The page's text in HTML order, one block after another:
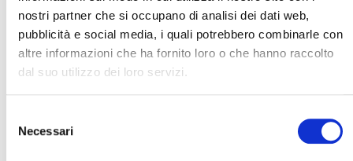
nostri partner che si occupano di analisi dei dati web,
pubblicità e social media, i quali potrebbero combinarle con
altre informazioni che ha fornito loro o che hanno raccolto
dal suo utilizzo dei loro servizi.
delNecessari
chambre avec entrée séparée, tandis que les enfants d’une
chambre spacieuse avec salle de bains privée. Lepatiosera
le salon en plein air dont vous avez toujours rêvé, parfait pour
se détendre et dîner en compagnie, parmi les plantes de votre